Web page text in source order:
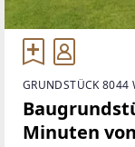
GRUNDSTÜCK 8044
Minuten